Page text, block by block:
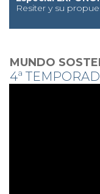
Resiter y su
MUNDO
4ª